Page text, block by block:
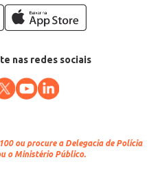
nas redes sociais
ou procure a Delegacia de Polícia
o Ministério Público.